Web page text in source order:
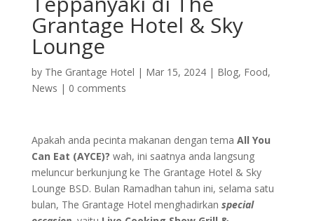
Grantage Hotel & Sky
Lounge
by The Grantage Hotel | Mar 15, 2024| Blog, Food,
News | 0 comments
Apakah anda pecinta makanan dengan tema All You
Can Eat (AYCE)? wah, ini saatnya anda langsung
meluncur berkunjung ke The Grantage Hotel & Sky
Lounge BSD. Bulan Ramadhan tahun ini, selama satu
bulan, The Grantage Hotel menghadirkan special